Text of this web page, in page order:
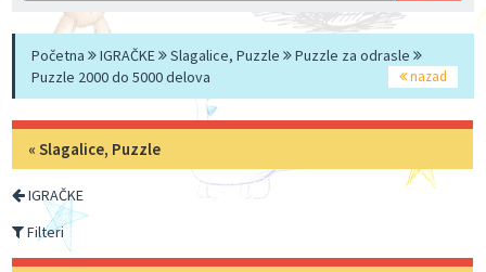
Početna IGRAČKE Slagalice, Puzzle
Puzzle za odrasle
Puzzle 2000 do 5000 delova
nazad
«Slagalice, Puzzle
IGRAČKE
Filteri